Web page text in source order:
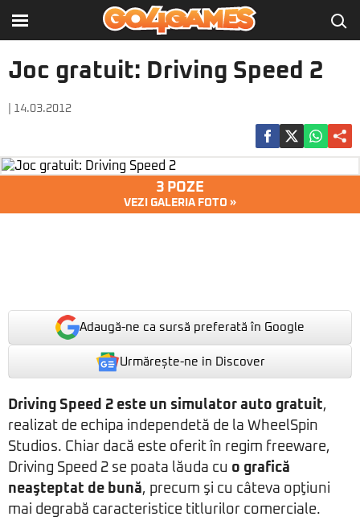
Joc gratuit: Driving Speed 2
| 14.03.2012
3 POZE
VEZI GALERIA FOTO »
Adaugă-ne ca sursă preferată în Google
Urmărește-ne in Discover
Driving Speed 2 este un simulator auto gratuit,
realizat de echipa independetă de la WheelSpin
Studios. Chiar dacă este oferit în regim freeware,
Driving Speed 2 se poata lăuda cu o grafică
neaşteptat de bună, precum şi cu câteva opţiuni
mai degrabă caracteristice titlurilor comerciale.